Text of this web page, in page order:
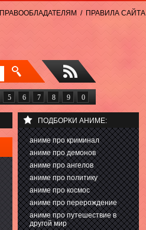
ПРАВООБЛАДАТЕЛЯМ / ПРАВИЛА САЙТА
5 6 7 8 9 0
ПОДБОРКИ АНИМЕ:
аниме про криминал
аниме про демонов
аниме про ангелов
аниме про политику
аниме про космос
аниме про перерождение
аниме про путешествие в
другой мир